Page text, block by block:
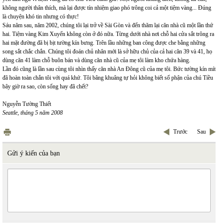
không người thân thích, mà lại được tín nhiệm giao phó trông coi cả một tiệm vàng... Đúng
là chuyện khó tin nhưng có thực!
Sáu năm sau, năm 2002, chúng tôi lại trở về Sài Gòn và đến thăm lại căn nhà cũ một lần thứ
hai. Tiệm vàng Kim Xuyến không còn ở đó nữa. Từng dưới nhà nơi chỗ hai cửa sắt trông ra
hai mặt đường đã bị bịt tường kín bưng. Trên lầu những ban công được che bằng những
song sắt chắc chắn. Chúng tôi đoán chủ nhân mới là sở hữu chủ của cả hai căn 39 và 41, họ
dùng căn 41 làm chỗ buôn bán và dùng căn nhà cũ của mẹ tôi làm kho chứa hàng.
Lần đó cũng là lần sau cùng tôi nhìn thấy căn nhà An Đông cũ của mẹ tôi. Bức tường kín mít
đã hoàn toàn chắn tôi với quá khứ. Tôi bâng khuâng tự hỏi không biết số phận của chú Tiều
bây giờ ra sao, còn sống hay đã chết?
Nguyễn Tường Thiết
Seattle, tháng 5 năm 2008
Trước Sau
Gửi ý kiến của bạn